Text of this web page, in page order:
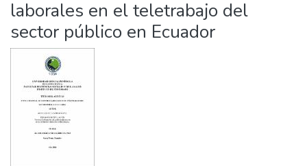
laborales en el teletrabajo del
sector público en Ecuador